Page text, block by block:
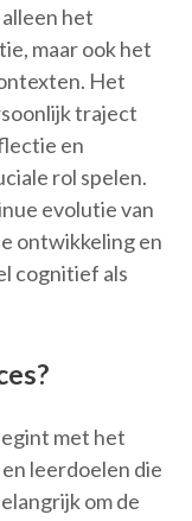
het
maar ook het
Het
traject
en
rol spelen.
evolutie van
ontwikkeling en
cognitief als
met het
leerdoelen die
om de